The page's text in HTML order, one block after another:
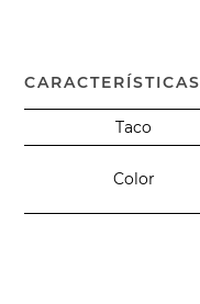
CARACTERÍSTICAS
Taco
Color